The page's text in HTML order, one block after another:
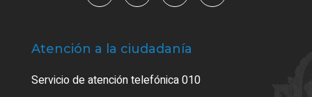
Atención a la ciudadanía
Servicio de atención telefónica 010